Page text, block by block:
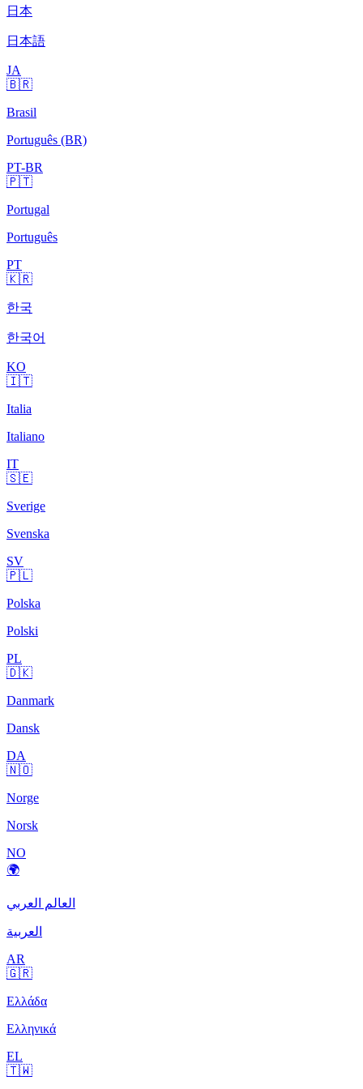
日本
日本語
JA
🇧🇷
Brasil
Português (BR)
PT-BR
🇵🇹
Portugal
Português
PT
🇰🇷
한국
한국어
KO
🇮🇹
Italia
Italiano
IT
🇸🇪
Sverige
Svenska
SV
🇵🇱
Polska
Polski
PL
🇩🇰
Danmark
Dansk
DA
🇳🇴
Norge
Norsk
NO
🌍
العالم العربي
العربية
AR
🇬🇷
Ελλάδα
Ελληνικά
EL
🇹🇼